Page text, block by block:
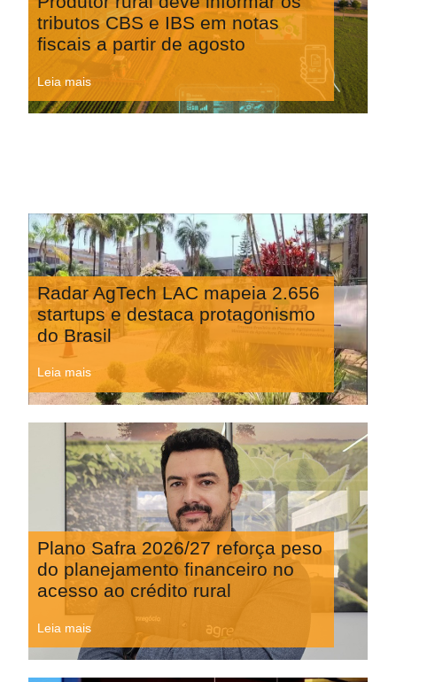
tributos CBS e IBS em notas
fiscais a partir de agosto
Leia mais
Radar AgTech LAC mapeia 2.656
startups e destaca protagonismo
do Brasil
Leia mais
Plano Safra 2026/27 reforça peso
do planejamento financeiro no
acesso ao crédito rural
Leia mais